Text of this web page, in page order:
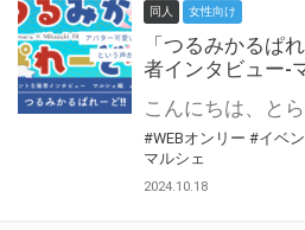
同人 女性向け
「つるみかるぱ
者インタビュー-
#WEBオンリー #イベ
マルシェ
2024.10.18